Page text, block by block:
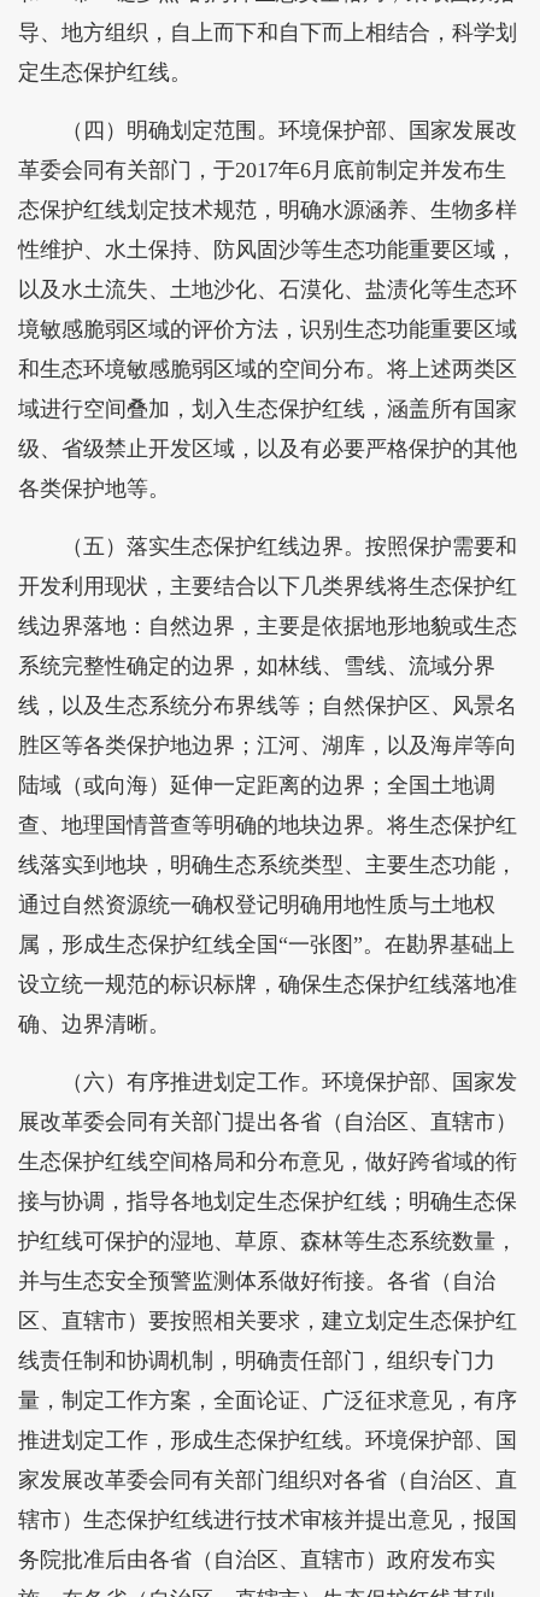
导、地方组织，自上而下和自下而上相结合，科学划
定生态保护红线。
（四）明确划定范围。环境保护部、国家发展改
革委会同有关部门，于2017年6月底前制定并发布生
态保护红线划定技术规范，明确水源涵养、生物多样
性维护、水土保持、防风固沙等生态功能重要区域，
以及水土流失、土地沙化、石漠化、盐渍化等生态环
境敏感脆弱区域的评价方法，识别生态功能重要区域
和生态环境敏感脆弱区域的空间分布。将上述两类区
域进行空间叠加，划入生态保护红线，涵盖所有国家
级、省级禁止开发区域，以及有必要严格保护的其他
各类保护地等。
（五）落实生态保护红线边界。按照保护需要和
开发利用现状，主要结合以下几类界线将生态保护红
线边界落地：自然边界，主要是依据地形地貌或生态
系统完整性确定的边界，如林线、雪线、流域分界
线，以及生态系统分布界线等；自然保护区、风景名
胜区等各类保护地边界；江河、湖库，以及海岸等向
陆域（或向海）延伸一定距离的边界；全国土地调
查、地理国情普查等明确的地块边界。将生态保护红
线落实到地块，明确生态系统类型、主要生态功能，
通过自然资源统一确权登记明确用地性质与土地权
属，形成生态保护红线全国“一张图”。在勘界基础上
设立统一规范的标识标牌，确保生态保护红线落地准
确、边界清晰。
（六）有序推进划定工作。环境保护部、国家发
展改革委会同有关部门提出各省（自治区、直辖市）
生态保护红线空间格局和分布意见，做好跨省域的衔
接与协调，指导各地划定生态保护红线；明确生态保
护红线可保护的湿地、草原、森林等生态系统数量，
并与生态安全预警监测体系做好衔接。各省（自治
区、直辖市）要按照相关要求，建立划定生态保护红
线责任制和协调机制，明确责任部门，组织专门力
量，制定工作方案，全面论证、广泛征求意见，有序
推进划定工作，形成生态保护红线。环境保护部、国
家发展改革委会同有关部门组织对各省（自治区、直
辖市）生态保护红线进行技术审核并提出意见，报国
务院批准后由各省（自治区、直辖市）政府发布实